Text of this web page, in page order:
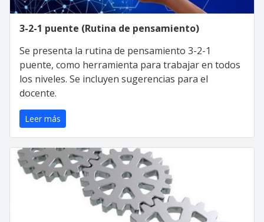
3-2-1 puente (Rutina de pensamiento)
Se presenta la rutina de pensamiento 3-2-1
puente, como herramienta para trabajar en todos
los niveles. Se incluyen sugerencias para el
docente.
Leer más